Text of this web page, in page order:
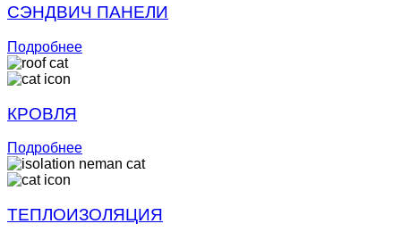
СЭНДВИЧ ПАНЕЛИ
Подробнее
КРОВЛЯ
Подробнее
ТЕПЛОИЗОЛЯЦИЯ